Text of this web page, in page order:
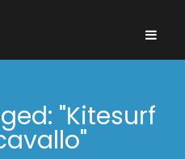
"Kitesurf